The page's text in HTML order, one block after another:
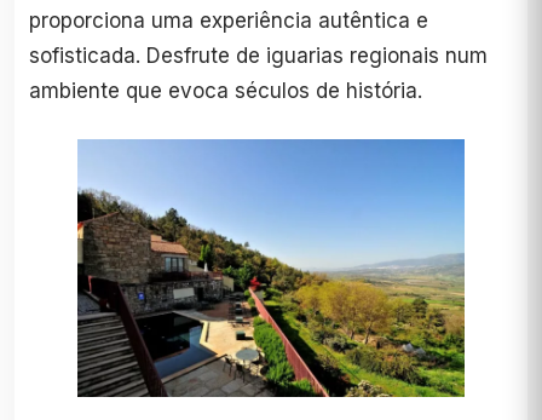
proporciona uma experiência autêntica e
sofisticada. Desfrute de iguarias regionais num
ambiente que evoca séculos de história.